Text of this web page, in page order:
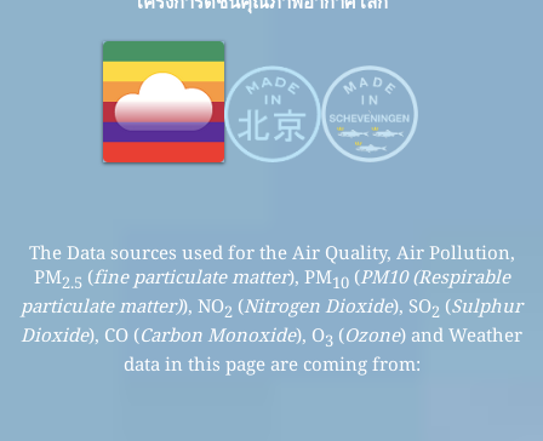
The Data sources used for the Air Quality, Air Pollution,
PM2.5 (fine particulate matter), PM10(PM10 (Respirable
particulate matter)), NO2 (Nitrogen Dioxide), SO2 (Sulphur
Dioxide), CO (Carbon Monoxide), O3 (Ozone) and Weather
data in this page are coming from: